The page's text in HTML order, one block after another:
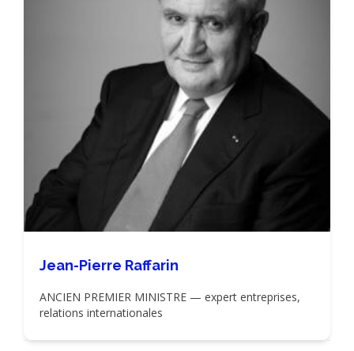
Jean-Pierre Raffarin
ANCIEN PREMIER MINISTRE — expert entreprises,
relations internationales